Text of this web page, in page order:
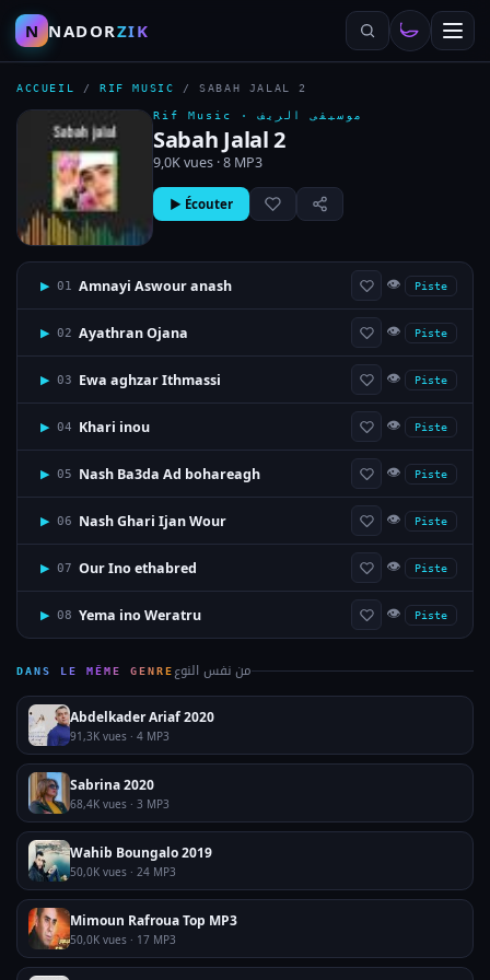
N NADORZIK
ACCUEIL /RIF MUSIC /SABAH JALAL 2
Rif Music ·موسيقى الريف
Sabah Jalal 2
9,0K vues · 8 MP3
▶ Écouter
▶ 01 Amnayi Aswour anash 👁 Piste
▶ 02 Ayathran Ojana 👁 Piste
▶ 03 Ewa aghzar Ithmassi 👁 Piste
▶ 04 Khari inou 👁 Piste
▶ 05 Nash Ba3da Ad bohareagh 👁 Piste
▶ 06 Nash Ghari Ijan Wour 👁 Piste
▶ 07 Our Ino ethabred 👁 Piste
▶ 08 Yema ino Weratru 👁 Piste
DANS LE MÊME GENRE من نفس النوع
Abdelkader Ariaf 2020
91,3K vues · 4 MP3
Sabrina 2020
68,4K vues · 3 MP3
Wahib Boungalo 2019
50,0K vues · 24 MP3
Mimoun Rafroua Top MP3
50,0K vues · 17 MP3